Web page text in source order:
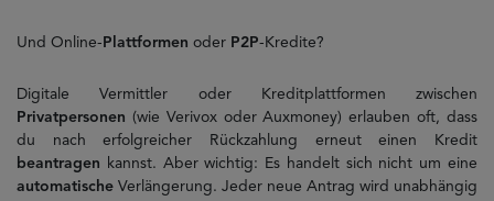
Und Online- Plattformen oder P2P-Kredite?
Digitale Vermittler oder Kreditplattformen zwischen
Privatpersonen (wie Verivox oder Auxmoney) erlauben oft, dass
du nach erfolgreicher Rückzahlung erneut einen Kredit
beantragen kannst. Aber wichtig: Es handelt sich nicht um eine
automatische Verlängerung. Jeder neue Antrag wird unabhängig